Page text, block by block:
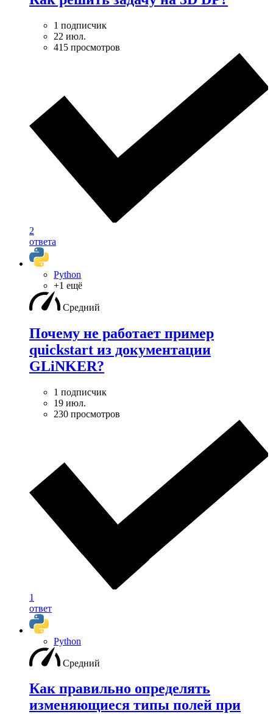
1 подписчик
22 июл.
415 просмотров
2
ответа
Python
+1 ещё
Средний
Почему не работает пример
quickstart из документации
GLiNKER?
1 подписчик
19 июл.
230 просмотров
1
ответ
Python
Средний
Как правильно определять
изменяющиеся типы полей при